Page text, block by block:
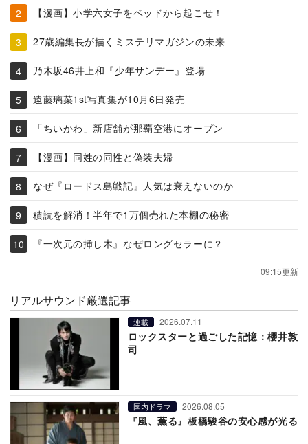
【漫画】小学六女子をベッドから起こせ！
27歳編集長が描くミステリマガジンの未来
乃木坂46井上和『少年サンデー』登場
遠藤璃菜1st写真集が10月6日発売
「ちいかわ」新店舗が那覇空港にオープン
【漫画】同姓の同性と偽装夫婦
なぜ『ロードス島戦記』人気は衰えないのか
積読を解消！半年で1万個売れた本棚の秘密
『一次元の挿し木』なぜロングセラーに？
09:15更新
リアルサウンド厳選記事
連載 2026.07.11
ロックスターと過ごした記憶：櫻井敦
司
国内ドラマ 2026.08.05
『風、薫る』板橋駿谷の安心感が光る